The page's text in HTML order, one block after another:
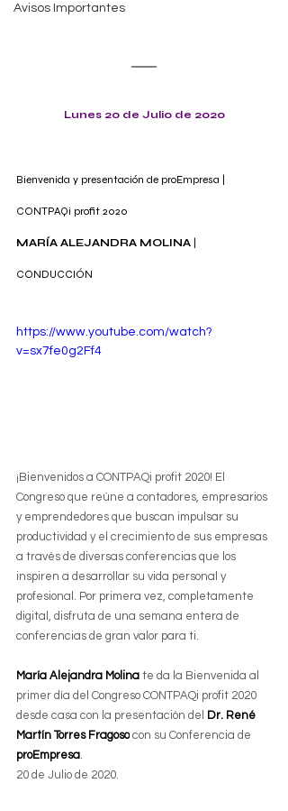
Avisos Importantes
Lunes 20 de Julio de 2020
Bienvenida y presentación de proEmpresa |
CONTPAQi profit 2020
MARÍA ALEJANDRA MOLINA |
CONDUCCIÓN
https://www.youtube.com/watch?
v=sx7fe0g2Ff4
¡Bienvenidos a CONTPAQi profit 2020! El
Congreso que reúne a contadores, empresarios
y emprendedores que buscan impulsar su
productividad y el crecimiento de sus empresas
a través de diversas conferencias que los
inspiren a desarrollar su vida personal y
profesional. Por primera vez, completamente
digital, disfruta de una semana entera de
conferencias de gran valor para ti.
María Alejandra Molina te da la Bienvenida al
primer día del Congreso CONTPAQi profit 2020
desde casa con la presentación del Dr. René
Martín Torres Fragoso con su Conferencia de
proEmpresa
20 de Julio de 2020.